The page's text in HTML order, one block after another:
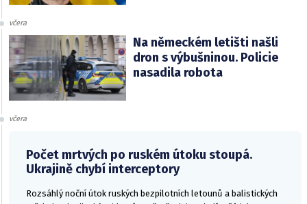
včera
Na německém letišti našli
dron s výbušninou. Policie
nasadila robota
včera
Počet mrtvých po ruském útoku stoupá.
Ukrajině chybí interceptory
Rozsáhlý noční útok ruských bezpilotních letounů a balistických